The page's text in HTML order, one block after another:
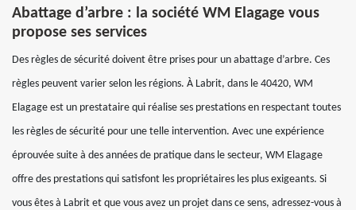
Abattage d’arbre : la société WM Elagage vous
propose ses services
Des règles de sécurité doivent être prises pour un abattage d’arbre. Ces
règles peuvent varier selon les régions. À Labrit, dans le 40420, WM
Elagage est un prestataire qui réalise ses prestations en respectant toutes
les règles de sécurité pour une telle intervention. Avec une expérience
éprouvée suite à des années de pratique dans le secteur, WM Elagage
offre des prestations qui satisfont les propriétaires les plus exigeants. Si
vous êtes à Labrit et que vous avez un projet dans ce sens, adressez-vous à